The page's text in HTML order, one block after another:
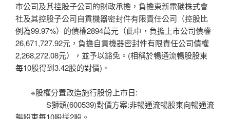
市公司及其控股子公司的財政承擔，負擔東新電碳株式會
社及其控股子公司自貢機器密封件有限責任公司（控股比
例為99.97%）的債權2894萬元（此中，負擔上市公司債權
26,671,727.92元，負擔自貢機器密封件有限責任公司債權
2,268,272.08元），並予以豁免。(相稱於暢通流暢股股東
每10股得到3.42股的對價)。
※股權分置改造施行股份上市日:
S獅頭(600539)對價方案:非暢通流暢股東向暢通流
暢股東每10股送2股。